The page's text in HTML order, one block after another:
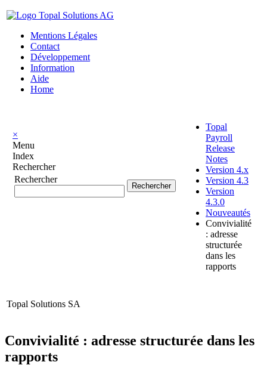
Mentions Légales
Contact
Développement
Information
Aide
Home
×
Menu
Index
Rechercher
Rechercher
Topal
Payroll
Release
Notes
Version 4.x
Version 4.3
Version
4.3.0
Nouveautés
Convivialité
: adresse
structurée
dans les
rapports
Topal Solutions SA
Convivialité : adresse structurée dans les
rapports